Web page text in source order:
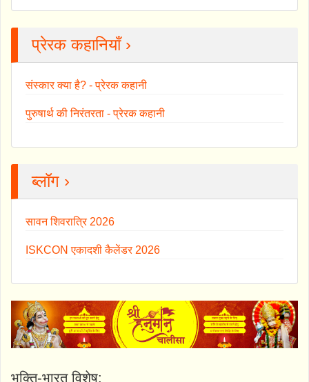
प्रेरक कहानियाँ ›
संस्कार क्या है? - प्रेरक कहानी
पुरुषार्थ की निरंतरता - प्रेरक कहानी
ब्लॉग ›
सावन शिवरात्रि 2026
ISKCON एकादशी कैलेंडर 2026
भक्ति-भारत विशेष: